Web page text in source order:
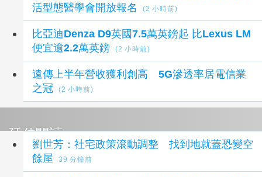
活型態醫學會開放報名
(2 小時前)
比亞迪Denza D9英國7.5萬英鎊起 比Lexus LM
便宜逾2.2萬英鎊
(2 小時前)
遠傳上半年營收獲利創高 5G滲透率居電信業
之冠
(2 小時前)
延伸閱讀
劉世芳：社宅政策滾動調整 找到地就蓋恐變空
餘屋
39 分鐘前